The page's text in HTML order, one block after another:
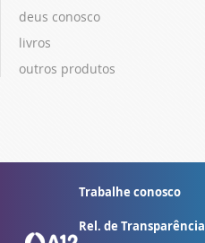
deus conosco
livros
outros produtos
Trabalhe conosco
Rel. de Transparência